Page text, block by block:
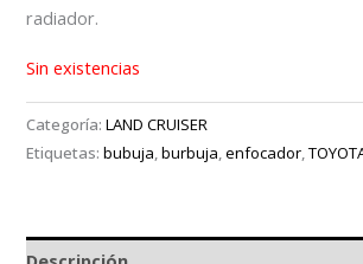
radiador.
Sin existencias
Categoría:LAND CRUISER
Etiquetas:bubuja,burbuja,enfocador,